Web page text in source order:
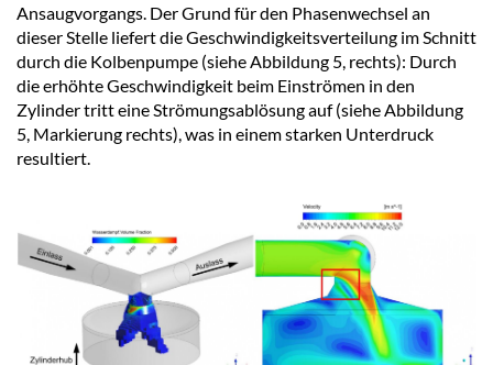
Ansaugvorgangs. Der Grund für den Phasenwechsel an
dieser Stelle liefert die Geschwindigkeitsverteilung im Schnitt
durch die Kolbenpumpe (siehe Abbildung 5, rechts): Durch
die erhöhte Geschwindigkeit beim Einströmen in den
Zylinder tritt eine Strömungsablösung auf (siehe Abbildung
5, Markierung rechts), was in einem starken Unterdruck
resultiert.